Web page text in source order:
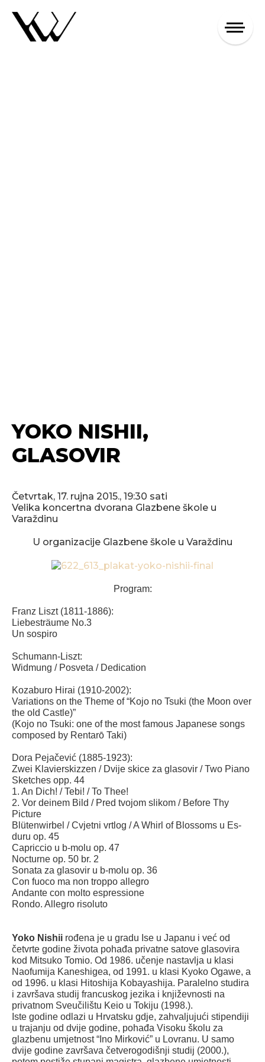
YOKO NISHII,
GLASOVIR
Četvrtak, 17. rujna 2015., 19:30 sati
Velika koncertna dvorana Glazbene škole u
Varaždinu
U organizacije Glazbene škole u Varaždinu
Program:
Franz Liszt (1811-1886):
Liebesträume No.3
Un sospiro
Schumann-Liszt:
Widmung / Posveta / Dedication
Kozaburo Hirai (1910-2002):
Variations on the Theme of “Kojo no Tsuki (the Moon over
the old Castle)”
(Kojo no Tsuki: one of the most famous Japanese songs
composed by Rentarō Taki)
Dora Pejačević (1885-1923):
Zwei Klavierskizzen / Dvije skice za glasovir / Two Piano
Sketches opp. 44
1. An Dich! / Tebi! / To Thee!
2. Vor deinem Bild / Pred tvojom slikom / Before Thy
Picture
Blütenwirbel / Cvjetni vrtlog / A Whirl of Blossoms u Es-
duru op. 45
Capriccio u b-molu op. 47
Nocturne op. 50 br. 2
Sonata za glasovir u b-molu op. 36
Con fuoco ma non troppo allegro
Andante con molto espressione
Rondo. Allegro risoluto
Yoko Nishii rođena je u gradu Ise u Japanu i već od
četvrte godine života pohađa privatne satove glasovira
kod Mitsuko Tomio. Od 1986. učenje nastavlja u klasi
Naofumija Kaneshigea, od 1991. u klasi Kyoko Ogawe, a
od 1996. u klasi Hitoshija Kobayashija. Paralelno studira
i završava studij francuskog jezika i književnosti na
privatnom Sveučilištu Keio u Tokiju (1998.).
Iste godine odlazi u Hrvatsku gdje, zahvaljujući stipendiji
u trajanju od dvije godine, pohađa Visoku školu za
glazbenu umjetnost “Ino Mirković” u Lovranu. U samo
dvije godine završava četverogodišnji studij (2000.),